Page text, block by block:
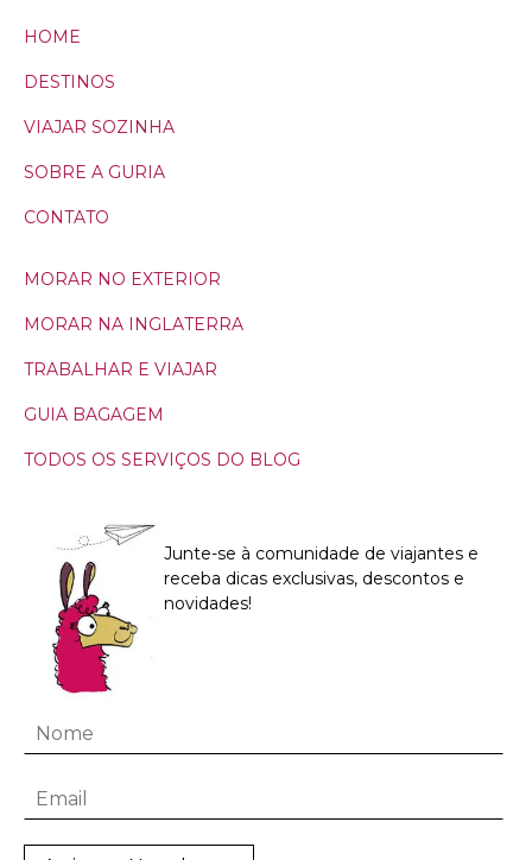
HOME
DESTINOS
VIAJAR SOZINHA
SOBRE A GURIA
CONTATO
MORAR NO EXTERIOR
MORAR NA INGLATERRA
TRABALHAR E VIAJAR
GUIA BAGAGEM
TODOS OS SERVIÇOS DO BLOG
Junte-se à comunidade de viajantes e
receba dicas exclusivas, descontos e
novidades!